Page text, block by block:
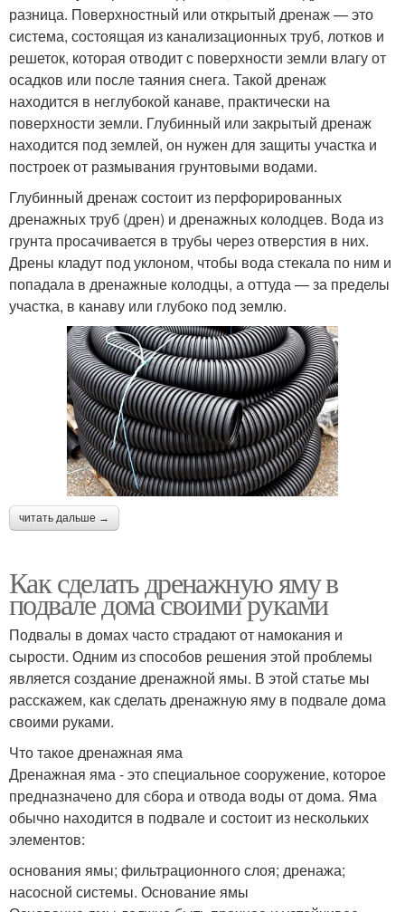
разница. Поверхностный или открытый дренаж — это
система, состоящая из канализационных труб, лотков и
решеток, которая отводит с поверхности земли влагу от
осадков или после таяния снега. Такой дренаж
находится в неглубокой канаве, практически на
поверхности земли. Глубинный или закрытый дренаж
находится под землей, он нужен для защиты участка и
построек от размывания грунтовыми водами.
Глубинный дренаж состоит из перфорированных
дренажных труб (дрен) и дренажных колодцев. Вода из
грунта просачивается в трубы через отверстия в них.
Дрены кладут под уклоном, чтобы вода стекала по ним и
попадала в дренажные колодцы, а оттуда — за пределы
участка, в канаву или глубоко под землю.
читать дальше →
Как сделать дренажную яму в
подвале дома своими руками
Подвалы в домах часто страдают от намокания и
сырости. Одним из способов решения этой проблемы
является создание дренажной ямы. В этой статье мы
расскажем, как сделать дренажную яму в подвале дома
своими руками.
Что такое дренажная яма
Дренажная яма - это специальное сооружение, которое
предназначено для сбора и отвода воды от дома. Яма
обычно находится в подвале и состоит из нескольких
элементов:
основания ямы; фильтрационного слоя; дренажа;
насосной системы. Основание ямы